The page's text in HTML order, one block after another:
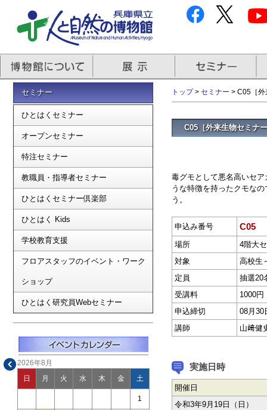
セミナー
ひとはくセミナー
オープンセミナー
特注セミナー
教職員・指導者セミナー
ひとはくセミナー倶楽部
ひとはく Kids
学校教育支援
フロアスタッフのイベント・ワーク
ショップ
ひとはく研究員Webセミナー
2026年8月
日 月 火 水 木 金 土
1
トップ> セミナー > C05［
C05［外来生物セミナ
毒グモとして悪名高いセ
うな特徴を持ったクモな
う。
申込み番号 C05
場所
4階大
対象
高校生
定員
抽選20
受講料
1000円
申込締切
08月30
講師
山﨑健
実施日時
開催日
令和3年9月19日（日）